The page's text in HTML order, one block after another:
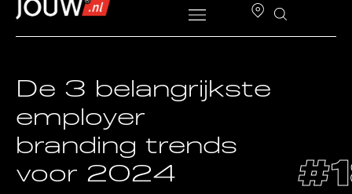
De 3 belangrijkste
employer
branding trends
voor 2024